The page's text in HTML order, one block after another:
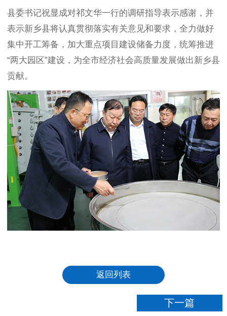
县委书记祝显成对祁文华一行的调研指导表示感谢，并
表示新乡县将认真贯彻落实有关意见和要求，全力做好
集中开工筹备，加大重点项目建设储备力度，统筹推进
“两大园区”建设，为全市经济社会高质量发展做出新乡县
贡献。
返回列表
下一篇